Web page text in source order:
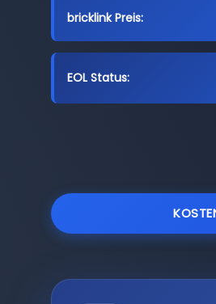
bricklink Preis:
EOL Status: